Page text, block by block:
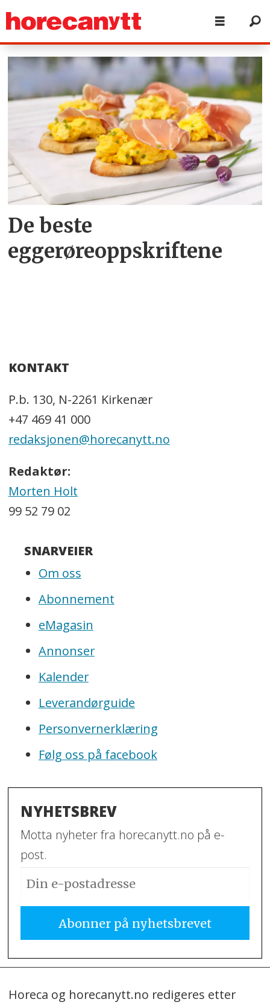
Tag:
eggerøre
De beste
eggerøreoppskriftene
KONTAKT
P.b. 130, N-2261 Kirkenær
+47 469 41 000
redaksjonen@horecanytt.no
Redaktør:
Morten Holt
99 52 79 02
SNARVEIER
Om oss
Abonnement
eMagasin
Annonser
Kalender
Leverandørguide
Personvernerklæring
Følg oss på facebook
NYHETSBREV
Motta nyheter fra horecanytt.no på e-
post.
Horeca og horecanytt.no redigeres etter